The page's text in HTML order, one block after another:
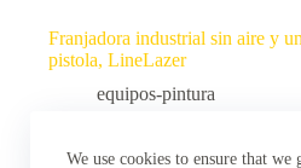
We use cookies to ensure that
Franjadora industrial sin aire y
pistola, LineLazer
equipos-pintura